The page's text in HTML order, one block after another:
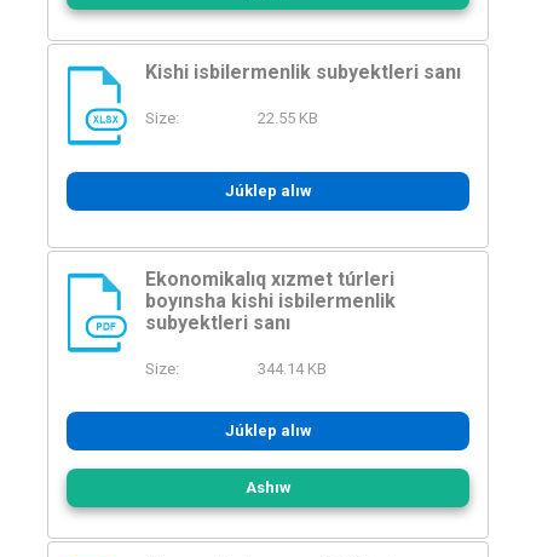
XLSX
Kishi isbilermenlik subyektleri sanı
Size: 22.55 KB
Júklep alıw
PDF
Ekonomikalıq xızmet túrleri
boyınsha kishi isbilermenlik
subyektleri sanı
Size: 344.14 KB
Júklep alıw
Ashıw